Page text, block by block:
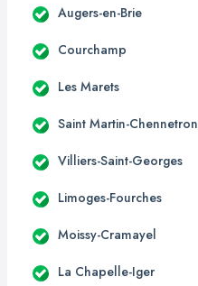
Augers-en-Brie
Courchamp
Les Marets
Saint Martin-Chennetron
Villiers-Saint-Georges
Limoges-Fourches
Moissy-Cramayel
La Chapelle-Iger